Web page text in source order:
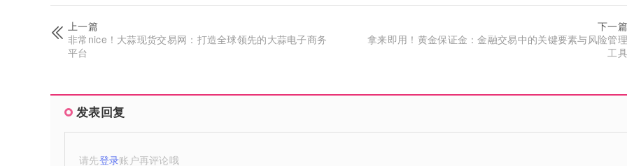
上一篇
非常nice！大蒜现货交易网：打造全球领先的大蒜电子商务
平台
下一篇
拿来即用！黄金保证金：金融交易中的关键要素与风险管理
工具
发表回复
请先登录账户再评论哦